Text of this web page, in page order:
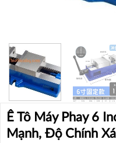
Ê Tô Máy Phay 6
Mạnh, Độ Chính